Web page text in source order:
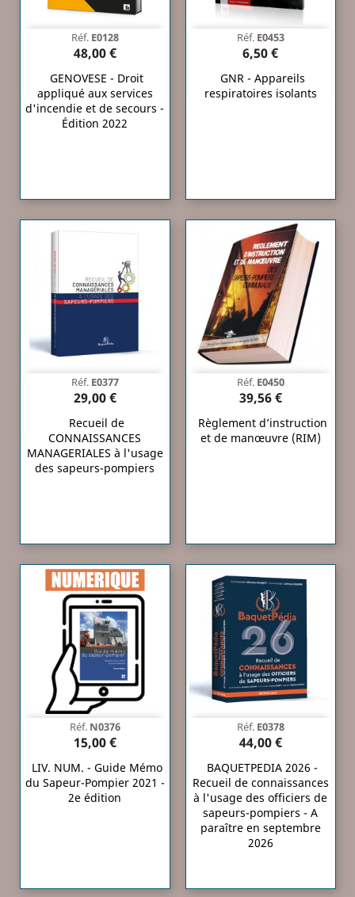
Réf. E0128
48,00 €
GENOVESE - Droit
appliqué aux services
d'incendie et de secours -
Édition 2022
Réf. E0453
6,50 €
GNR - Appareils
respiratoires isolants
Réf. E0377
29,00 €
Recueil de
CONNAISSANCES
MANAGERIALES à l'usage
des sapeurs-pompiers
Réf. E0450
39,56 €
Règlement d’instruction
et de manœuvre (RIM)
Réf. N0376
15,00 €
LIV. NUM. - Guide Mémo
du Sapeur-Pompier 2021 -
2e édition
Réf. E0378
44,00 €
BAQUETPEDIA 2026 -
Recueil de connaissances
à l'usage des officiers de
sapeurs-pompiers - A
paraître en septembre
2026